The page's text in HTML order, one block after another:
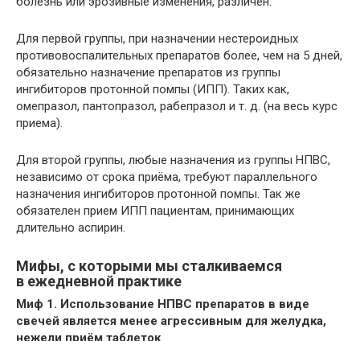
Для первой группы, при назначении нестероидных
противовоспалительных препаратов более, чем на 5 дней,
обязательно назначение препаратов из группы
ингибиторов протонной помпы (ИПП). Таких как,
омепразол, пантопразол, рабепразол и т. д. (на весь курс
приема).
Для второй группы, любые назначения из группы НПВС,
независимо от срока приёма, требуют параллельного
назначения ингибиторов протонной помпы. Так же
обязателен прием ИПП пациентам, принимающих
длительно аспирин.
Мифы, с которыми мы сталкиваемся
в ежедневной практике
Миф 1. Использование НПВС препаратов в виде
свечей является менее агрессивным для желудка,
нежели приём таблеток